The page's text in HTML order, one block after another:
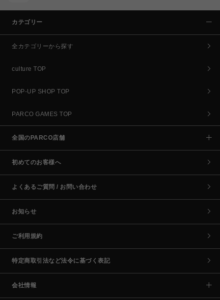
カテゴリー
全カテゴリーから探す
culture TOP
POP-UP SHOP TOP
PARCO GAMES TOP
全国のPARCO店舗
初めてのお客様へ
よくあるご質問 / お問い合わせ
お知らせ
ご利用規約
特定商取引法など法令に基づく表記
会社情報